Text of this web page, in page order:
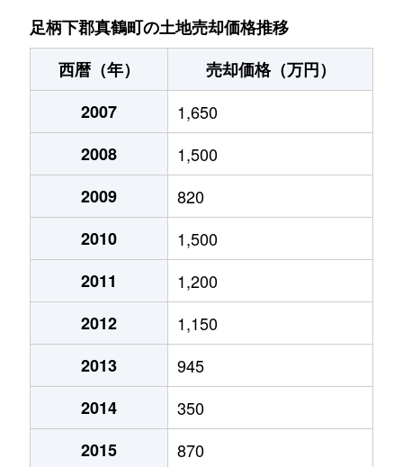
真鶴
1,800万円 真鶴 徒歩15分
足柄下郡真鶴町の土地売却価格推移
西暦（年）
売却価格（万円）
2007
1,650
2008
1,500
2009
820
2010
1,500
2011
1,200
2012
1,150
2013
945
2014
350
2015
870